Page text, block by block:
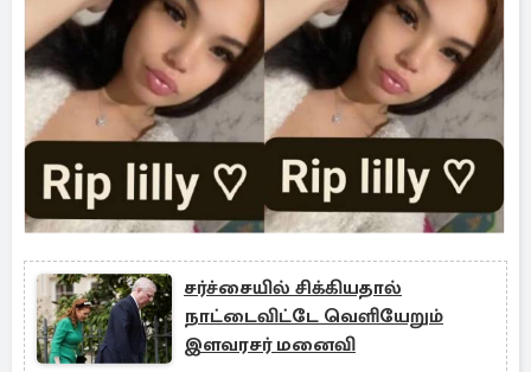
சர்ச்சையில் சிக்கியதால்
நாட்டைவிட்டே வெளியேறும்
இளவரசர் மனைவி